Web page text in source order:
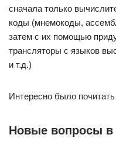
сначала только
коды (мнемокоды,
затем с их помощью
трансляторы с языков
и т.д.)
Интересно было почитать
Новые вопросы